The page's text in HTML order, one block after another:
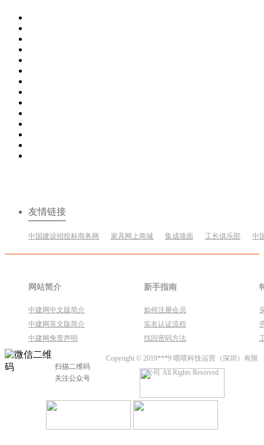
友情链接
中国建设招投标商务网 家具网上商城 集成墙面 工长俱乐部 中
网站简介
中建网中文版简介
中建网英文版简介
中建网免责声明
新手指南
如何注册会员
实名认证流程
找回密码方法
扫描二维码
关注公众号
Copyright © 2018***9 喂喂科技运营（深圳）有限
公司 All Rights Reserved